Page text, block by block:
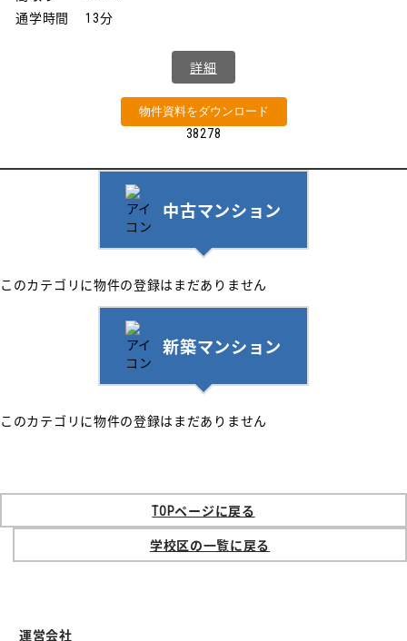
通学時間
13分
詳細
物件資料をダウンロード
38278
中古マンション
このカテゴリに物件の登録はまだありません
新築マンション
このカテゴリに物件の登録はまだありません
TOPページに戻る
学校区の一覧に戻る
運営会社